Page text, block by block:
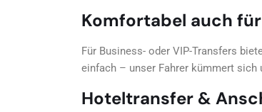
Komfortabel auch
Für Business- oder VIP-Transfers
einfach – unser Fahrer kümmert sich
Hoteltransfer &